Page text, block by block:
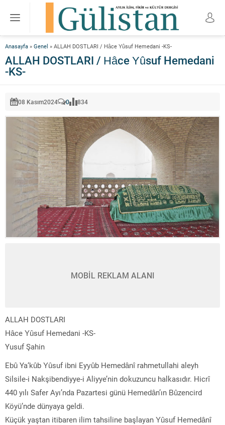
Anasayfa » Genel » ALLAH DOSTLARI / Hâce Yûsuf Hemedani -KS-
ALLAH DOSTLARI / Hâce Yûsuf Hemedani
-KS-
08 Kasım2024 0 834
MOBİL REKLAM ALANI
ALLAH DOSTLARI
Hâce Yûsuf Hemedani -KS-
Yusuf Şahin
Ebû Ya‘kûb Yûsuf ibni Eyyûb Hemedânî rahmetullahi aleyh
Silsile-i Nakşibendiyye-i Aliyye’nin dokuzuncu halkasıdır. Hicrî
440 yılı Safer Ayı’nda Pazartesi günü Hemedân’ın Bûzencird
Köyü’nde dünyaya geldi.
Küçük yaştan itibaren ilim tahsiline başlayan Yûsuf Hemedânî